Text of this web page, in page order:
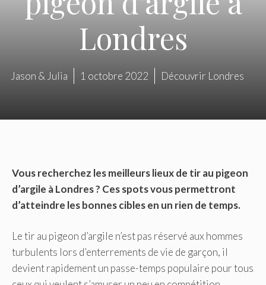
Londres
Jason & Julia 1 octobre 2022 Découvrir Londres
Vous recherchez les meilleurs lieux de tir au pigeon
d’argile à Londres ? Ces spots vous permettront
d’atteindre les bonnes cibles en un rien de temps.
Le tir au pigeon d’argile n’est pas réservé aux hommes
turbulents lors d’enterrements de vie de garçon, il
devient rapidement un passe-temps populaire pour tous